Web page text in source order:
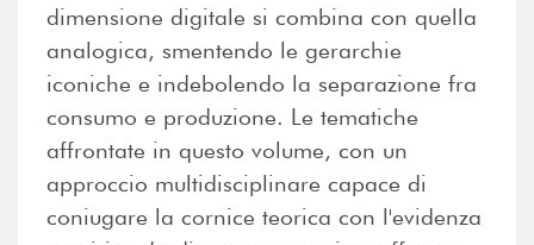
dimensione digitale si combina con quella
analogica, smentendo le gerarchie
iconiche e indebolendo la separazione fra
consumo e produzione. Le tematiche
affrontate in questo volume, con un
approccio multidisciplinare capace di
coniugare la cornice teorica con l'evidenza